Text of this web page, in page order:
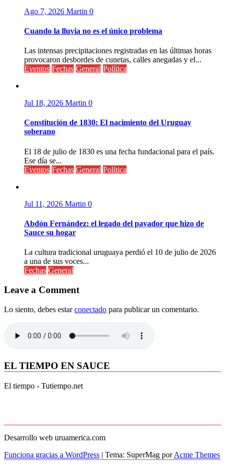
Ago 7, 2026 Martin 0
Cuando la lluvia no es el único problema
Las intensas precipitaciones registradas en las últimas horas
provocaron desbordes de cunetas, calles anegadas y el...
Eventos Fechas General Política
Jul 18, 2026 Martin 0
Constitución de 1830: El nacimiento del Uruguay
soberano
El 18 de julio de 1830 es una fecha fundacional para el país.
Ese día se...
Eventos Fechas General Política
Jul 11, 2026 Martin 0
Abdón Fernández: el legado del payador que hizo de
Sauce su hogar
La cultura tradicional uruguaya perdió el 10 de julio de 2026
a una de sus voces...
Fechas General
Leave a Comment
Lo siento, debes estarconectado para publicar un comentario.
EL TIEMPO EN SAUCE
El tiempo - Tutiempo.net
Desarrollo web uruamerica.com
Funciona gracias a WordPress | Tema: SuperMag porAcme Themes